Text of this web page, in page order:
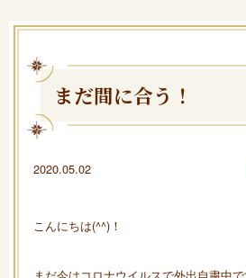
まだ間に合う！
2020.05.02
こんにちは(^^)！